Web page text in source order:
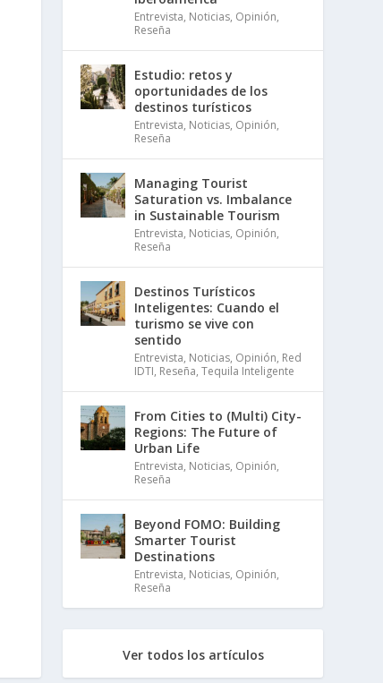
Entrevista, Noticias, Opinión,
Reseña
Estudio: retos y
oportunidades de los
destinos turísticos
Entrevista, Noticias, Opinión,
Reseña
Managing Tourist
Saturation vs. Imbalance
in Sustainable Tourism
Entrevista, Noticias, Opinión,
Reseña
Destinos Turísticos
Inteligentes: Cuando el
turismo se vive con
sentido
Entrevista, Noticias, Opinión, Red
IDTI, Reseña,Tequila Inteligente
From Cities to (Multi) City-
Regions: The Future of
Urban Life
Entrevista, Noticias, Opinión,
Reseña
Beyond FOMO: Building
Smarter Tourist
Destinations
Entrevista, Noticias, Opinión,
Reseña
Ver todos los artículos